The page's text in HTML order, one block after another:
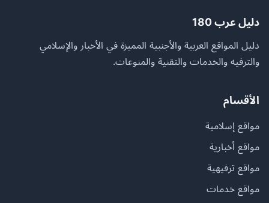
دليل عرب 180
دليل المواقع العربية والأجنبية المميزة في الأخبار والإسلامي
والترفيه والخدمات والتقنية والمنوعات.
الأقسام
مواقع إسلامية
مواقع أخبارية
مواقع ترفيهية
مواقع خدمات